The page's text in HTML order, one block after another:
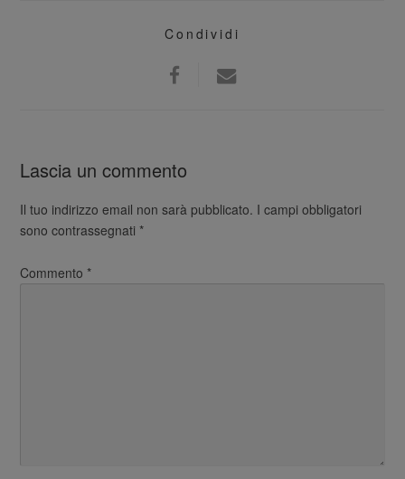
Condividi
Lascia un commento
Il tuo indirizzo email non sarà pubblicato. I campi obbligatori
sono contrassegnati*
Commento*